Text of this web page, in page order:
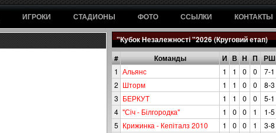
ИГРОКИ СТАДИОНЫ ФОТО ССЫЛКИ КОНТАКТЫ
"Кубок Незалежності "2026 (Круговий етап)
# Команды И В Н П РШ
1 Альянс 1 1 0 0 7-1
2 Шторм 1 1 0 0 8-3
3 БЕРКУТ 1 1 0 0 5-1
4 "Сiч - Білгородка" 1 0 0 1 1-5
5 Крижинка - Кепіталз 2010 1 0 0 1 3-8